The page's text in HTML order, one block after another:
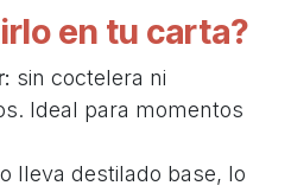
en tu carta?
sin coctelera ni
Ideal para momentos
lleva destilado base, lo